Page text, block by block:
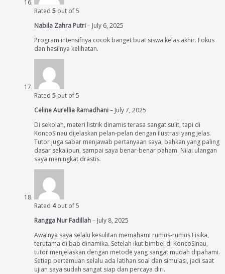
Rated 5 out of 5
Nabila Zahra Putri– July 6, 2025
Program intensifnya cocok banget buat siswa kelas akhir. Fokus
dan hasilnya kelihatan.
Rated 5 out of 5
Celine Aurellia Ramadhani– July 7, 2025
Di sekolah, materi listrik dinamis terasa sangat sulit, tapi di
KoncoSinau dijelaskan pelan-pelan dengan ilustrasi yang jelas.
Tutor juga sabar menjawab pertanyaan saya, bahkan yang paling
dasar sekalipun, sampai saya benar-benar paham. Nilai ulangan
saya meningkat drastis.
Rated 4out of 5
Rangga Nur Fadillah– July 8, 2025
Awalnya saya selalu kesulitan memahami rumus-rumus Fisika,
terutama di bab dinamika. Setelah ikut bimbel di KoncoSinau,
tutor menjelaskan dengan metode yang sangat mudah dipahami.
Setiap pertemuan selalu ada latihan soal dan simulasi, jadi saat
ujian saya sudah sangat siap dan percaya diri.